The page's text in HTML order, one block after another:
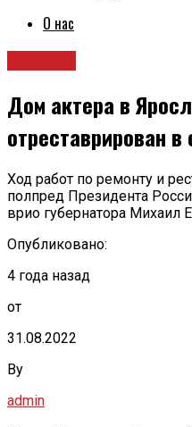
О нас
Дом актера в
отреставрирован в
Ход работ по ремонту и
полпред Президента
врио губернатора Михаил
Опубликовано:
4 года назад
от
31.08.2022
By
admin